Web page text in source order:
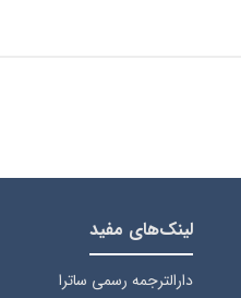
لینک‌های مفید
دارالترجمه رسمی ساترا